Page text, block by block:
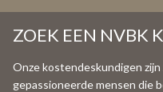
ZOEK EEN NVBK
Onze kostendeskundigen
gepassioneerde mensen die